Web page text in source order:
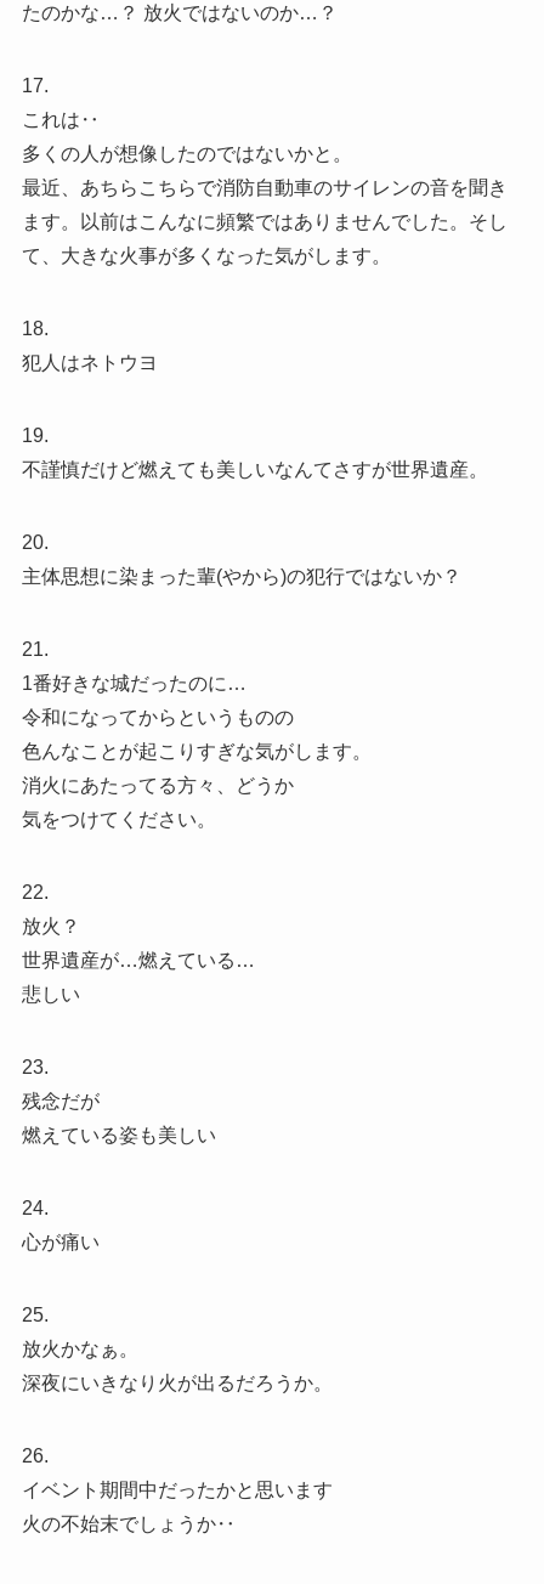
たのかな…？ 放火ではないのか…？
17.
これは‥
多くの人が想像したのではないかと。
最近、あちらこちらで消防自動車のサイレンの音を聞き
ます。以前はこんなに頻繁ではありませんでした。そし
て、大きな火事が多くなった気がします。
18.
犯人はネトウヨ
19.
不謹慎だけど燃えても美しいなんてさすが世界遺産。
20.
主体思想に染まった輩(やから)の犯行ではないか？
21.
1番好きな城だったのに…
令和になってからというものの
色んなことが起こりすぎな気がします。
消火にあたってる方々、どうか
気をつけてください。
22.
放火？
世界遺産が…燃えている…
悲しい
23.
残念だが
燃えている姿も美しい
24.
心が痛い
25.
放火かなぁ。
深夜にいきなり火が出るだろうか。
26.
イベント期間中だったかと思います
火の不始末でしょうか‥